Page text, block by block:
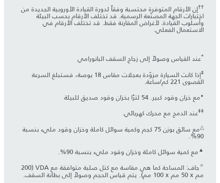
††إن الأرقام المتوفرة محتسبة وفقاً لدورة القيادة الأوروبية الجديدة من
اختبارات الجهة المصنّعة الرسمية. قد تختلف الأرقام بحسب البيئة
وأسلوب القيادة. لأغراض المقارنة فقط. قد تختلف الأرقام في
الاستعمال الفعلي.
*عند القياس وصولاً إلى زجاج السقف البانورامي
‡ إذا كانت السيارة مزوّدة بعجلات مقاس 18 بوصة، فستبلغ السرعة
القصوى 221 كم/ساعة.
⬧مع خزان وقود كبير. 54 لترًا بخزان وقود صديق للبيئة
‡‡عند الدمج مع محرك كهربائي.
△ مع سائق بوزن 75 كجم وكمية سوائل كاملة وخزان وقود مليء بنسبة
90%.
▲مع كمية سوائل كاملة وخزان وقود مليء بنسبة 90%.
✧ جاف: المساحة كما هي مقاسة مع كتل صلبة متوافقة مع VDA (‏200
مم x ‏50 مم x ‏100 مم). يتم قياس الحجم وصولاً إلى بطانة السقف.